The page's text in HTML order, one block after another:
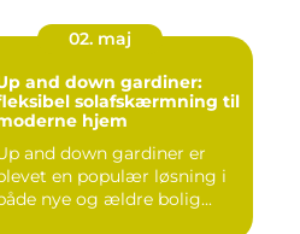
02. maj
and down gardiner:
solafskærmning til
hjem
and down gardiner er
en populær løsning i
nye og ældre bolig...